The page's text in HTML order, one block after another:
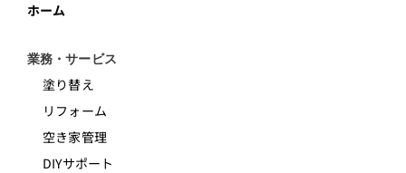
ホーム
業務・サービス
塗り替え
リフォーム
空き家管理
DIYサポート